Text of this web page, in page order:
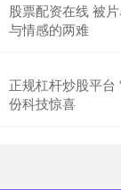
股票配资在线 被
与情感的两难
正规杠杆炒股平台
份科技惊喜